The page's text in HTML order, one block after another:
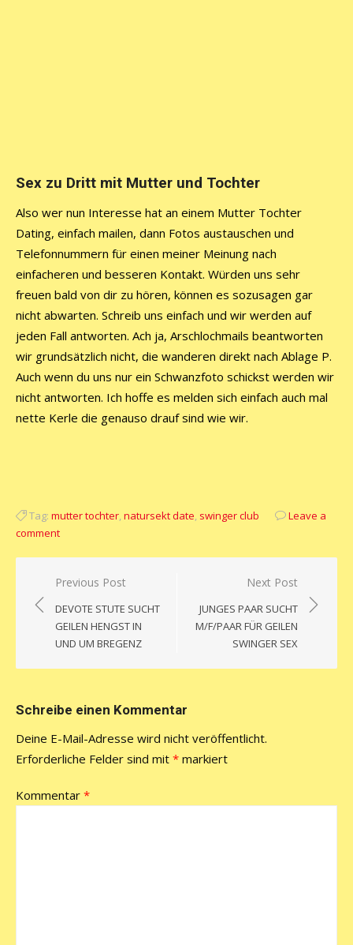
Sex zu Dritt mit Mutter und Tochter
Also wer nun Interesse hat an einem Mutter Tochter
Dating, einfach mailen, dann Fotos austauschen und
Telefonnummern für einen meiner Meinung nach
einfacheren und besseren Kontakt. Würden uns sehr
freuen bald von dir zu hören, können es sozusagen gar
nicht abwarten. Schreib uns einfach und wir werden auf
jeden Fall antworten. Ach ja, Arschlochmails beantworten
wir grundsätzlich nicht, die wanderen direkt nach Ablage P.
Auch wenn du uns nur ein Schwanzfoto schickst werden wir
nicht antworten. Ich hoffe es melden sich einfach auch mal
nette Kerle die genauso drauf sind wie wir.
Tag: mutter tochter,natursekt date, swinger club
Leave a
comment
Beitragsnavigation
Previous Post
DEVOTE STUTE SUCHT
GEILEN HENGST IN
UND UM BREGENZ
Next Post
JUNGES PAAR SUCHT
M/F/PAAR FÜR GEILEN
SWINGER SEX
Schreibe einen Kommentar
Deine E-Mail-Adresse wird nicht veröffentlicht.
Erforderliche Felder sind mit * markiert
Kommentar *